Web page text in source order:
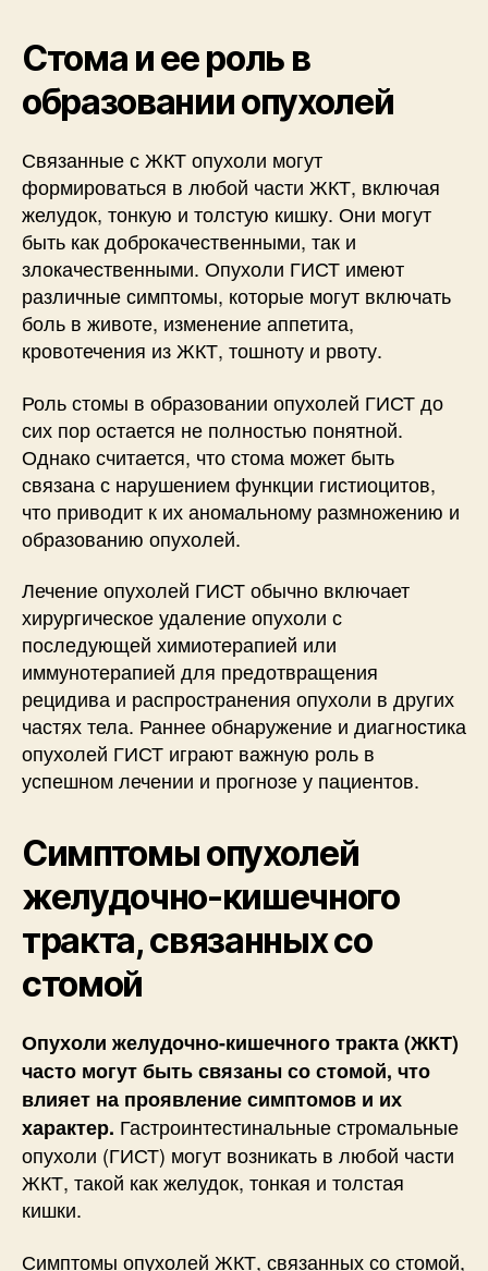
Стома и ее роль в
образовании опухолей
Связанные с ЖКТ опухоли могут
формироваться в любой части ЖКТ, включая
желудок, тонкую и толстую кишку. Они могут
быть как доброкачественными, так и
злокачественными. Опухоли ГИСТ имеют
различные симптомы, которые могут включать
боль в животе, изменение аппетита,
кровотечения из ЖКТ, тошноту и рвоту.
Роль стомы в образовании опухолей ГИСТ до
сих пор остается не полностью понятной.
Однако считается, что стома может быть
связана с нарушением функции гистиоцитов,
что приводит к их аномальному размножению и
образованию опухолей.
Лечение опухолей ГИСТ обычно включает
хирургическое удаление опухоли с
последующей химиотерапией или
иммунотерапией для предотвращения
рецидива и распространения опухоли в других
частях тела. Раннее обнаружение и диагностика
опухолей ГИСТ играют важную роль в
успешном лечении и прогнозе у пациентов.
Симптомы опухолей
желудочно-кишечного
тракта, связанных со
стомой
Опухоли желудочно-кишечного тракта (ЖКТ)
часто могут быть связаны со стомой, что
влияет на проявление симптомов и их
характер. Гастроинтестинальные стромальные
опухоли (ГИСТ) могут возникать в любой части
ЖКТ, такой как желудок, тонкая и толстая
кишки.
Симптомы опухолей ЖКТ, связанных со стомой,